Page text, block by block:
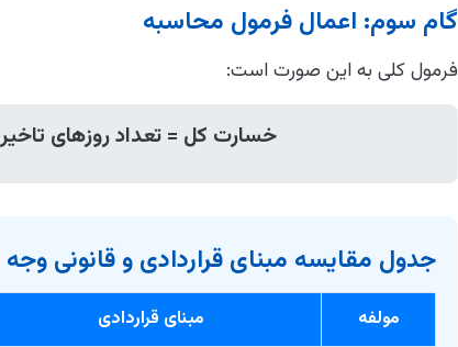
گام سوم: اعمال فرمول محاسبه
فرمول کلی به این صورت است:
خسارت کل = تعداد روزهای تاخیر
جدول مقایسه مبنای قراردادی و قانونی وجه
مولفه مبنای قراردادی